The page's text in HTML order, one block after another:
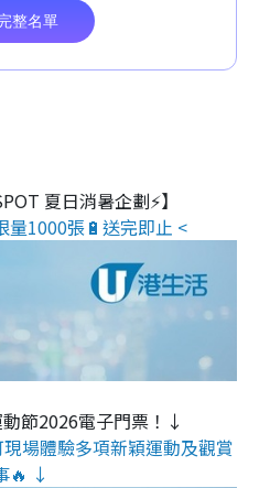
夏日消暑企劃⚡】
量1000張🔋送完即止 <
節2026電子門票！↓
場體驗多項新穎運動及觀賞
🔥 ↓